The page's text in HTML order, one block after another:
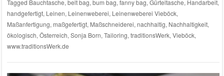
Tagged Bauchtasche,belt bag,bum bag,fanny bag,Gürteltasche, Handarbeit,
handgefertigt, Leinen, Leinenweberei, Leinenweberei Vieböck,
Maßanfertigung,maßgefertigt, Maßschneiderei,nachhaltig, Nachhaltigkeit,
ökologisch,Österreich,Sonja Born,Tailoring,traditionsWerk,Vieböck,
www.traditionsWerk.de